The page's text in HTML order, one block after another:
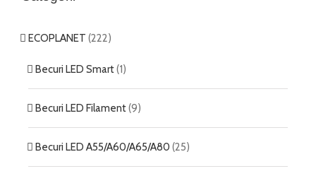
ECOPLANET (222)
Becuri LED Smart(1)
Becuri LED Filament(9)
Becuri LED A55/A60/A65/A80 (25)